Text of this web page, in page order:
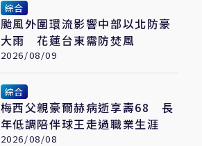
綜合
颱風外圍環流影響中部以北防豪
大雨 花蓮台東需防焚風
2026/08/09
綜合
梅西父親豪爾赫病逝享壽68 長
年低調陪伴球王走過職業生涯
2026/08/08